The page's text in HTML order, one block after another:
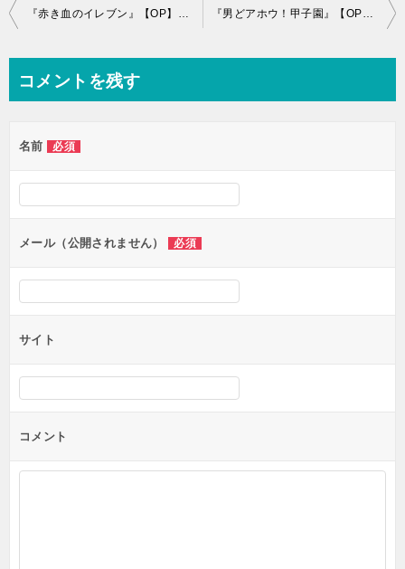
投
ビ
ー
シ
ョ
ン
コメントを残す
名前 必須
メール（公開されません） 必須
サイト
コメント